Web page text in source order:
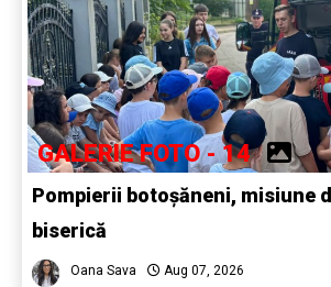
GALERIE FOTO - 14
Pompierii botoșăneni, misiune
biserică
Oana Sava Aug 07, 2026